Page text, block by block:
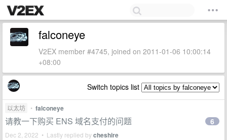
falconeye
V2EX member #4745, joined on 2011-01-06 10:00:14
+08:00
Switch topics list
以太坊 • falconeye
请教一下购买 ENS 域名支付的问题
Dec 2, 2022 • Lastly replied bycheshire
6